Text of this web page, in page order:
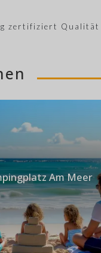
zertifiziert Qualität
Am Meer